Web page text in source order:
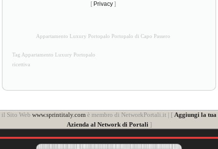
[ Privacy ]
Appartamento Luxury Portopalo Portopalo di Capo Passero
Tag Appartamento Luxury Portopalo
ricettiva
il Sito Web www.sprintitaly.com è membro di NetworkPortali.it | [ Aggiungi la tua
Azienda al Network di Portali]